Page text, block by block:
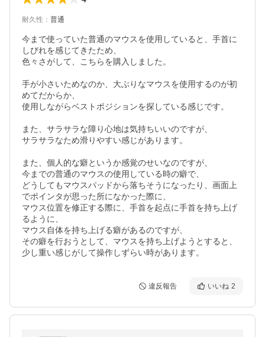
耐久性 ： 普通
今まで使っていた普通のマウスを使用していると、手首に
しびれを感じてきたため、
色々さがして、こちらを購入しました。
手が小さいためなのか、大ぶりなマウスを使用するのが初
めてだからか、
使用しながらベストポジションを探している感じです。
また、サラサラな障り心地は気持ちいいのですが、
サラサラなため滑りやすい感じがあります。
また、個人的な癖というか感覚のせいなのですが、
今までの普通のマウスの使用している時の癖で、
どうしてもマウスパッドから落ちそうになったり、画面上
でポインタが思った所になかった際に、
マウス位置を修正する際に、手首を起点に手首を持ち上げ
るように、
マウス自体を持ち上げる癖があるのですが、
その癖を行おうとして、マウスを持ち上げようとすると、
少し重い感じがして操作しずらい時があります。
違反報告 いいね 2